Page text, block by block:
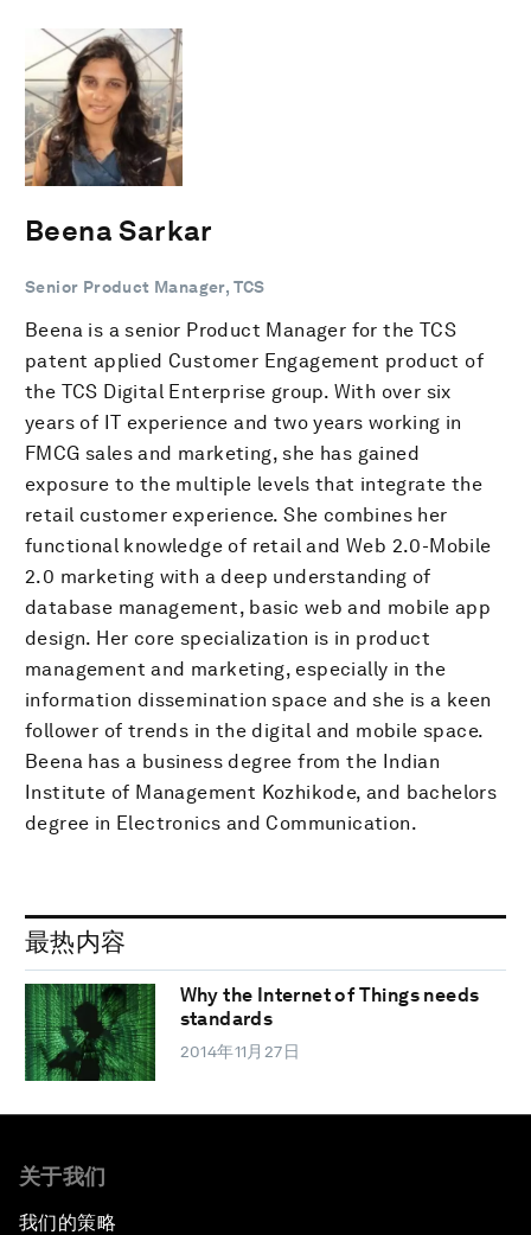
Beena Sarkar
Senior Product Manager, TCS
Beena is a senior Product Manager for the TCS
patent applied Customer Engagement product of
the TCS Digital Enterprise group. With over six
years of IT experience and two years working in
FMCG sales and marketing, she has gained
exposure to the multiple levels that integrate the
retail customer experience. She combines her
functional knowledge of retail and Web 2.0-Mobile
2.0 marketing with a deep understanding of
database management, basic web and mobile app
design. Her core specialization is in product
management and marketing, especially in the
information dissemination space and she is a keen
follower of trends in the digital and mobile space.
Beena has a business degree from the Indian
Institute of Management Kozhikode, and bachelors
degree in Electronics and Communication.
最热内容
Why the Internet of Things needs
standards
2014年11月27日
关于我们
我们的策略